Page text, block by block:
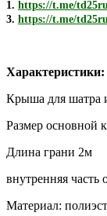
1. https://t.me/
3. https://t.me/
Характеристики:
Крыша для шатра
Размер основной
Длина грани 2м
внутренняя часть
Материал: